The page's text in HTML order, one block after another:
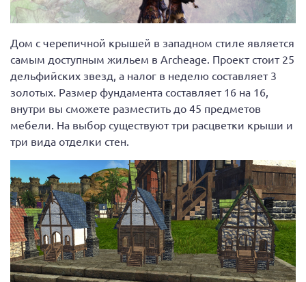
Дом с черепичной крышей в западном стиле является
самым доступным жильем в Archeage. Проект стоит 25
дельфийских звезд, а налог в неделю составляет 3
золотых. Размер фундамента составляет 16 на 16,
внутри вы сможете разместить до 45 предметов
мебели. На выбор существуют три расцветки крыши и
три вида отделки стен.